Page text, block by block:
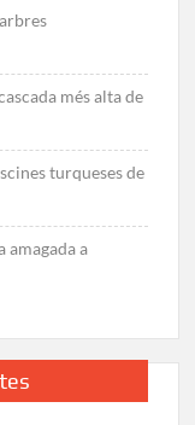
més alta de
turqueses de
amagada a